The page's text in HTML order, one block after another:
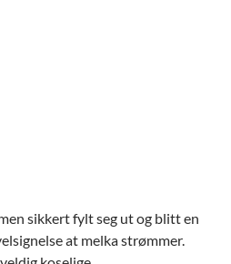
sikkert fylt seg ut og blitt en
at melka strømmer.